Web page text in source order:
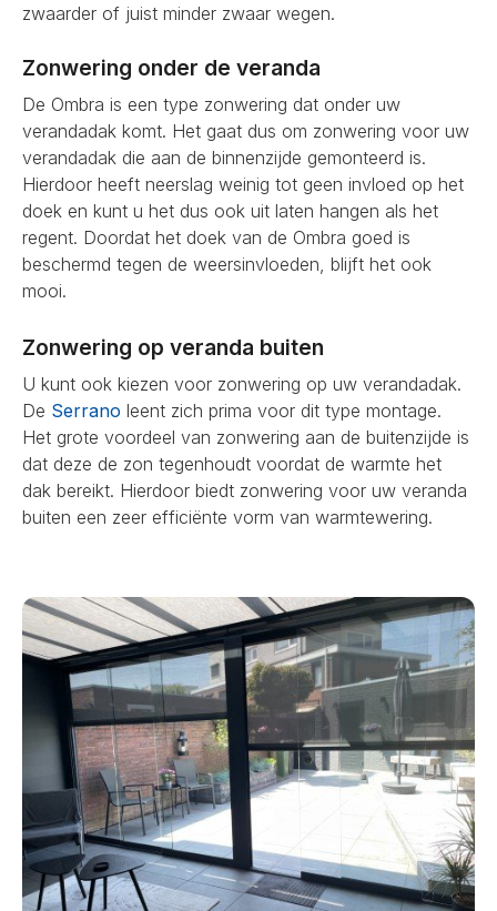
zwaarder of juist minder zwaar wegen.
Zonwering onder de veranda
De Ombra is een type zonwering dat onder uw
verandadak komt. Het gaat dus om zonwering voor uw
verandadak die aan de binnenzijde gemonteerd is.
Hierdoor heeft neerslag weinig tot geen invloed op het
doek en kunt u het dus ook uit laten hangen als het
regent. Doordat het doek van de Ombra goed is
beschermd tegen de weersinvloeden, blijft het ook
mooi.
Zonwering op veranda buiten
U kunt ook kiezen voor zonwering op uw verandadak.
De Serrano leent zich prima voor dit type montage.
Het grote voordeel van zonwering aan de buitenzijde is
dat deze de zon tegenhoudt voordat de warmte het
dak bereikt. Hierdoor biedt zonwering voor uw veranda
buiten een zeer efficiënte vorm van warmtewering.